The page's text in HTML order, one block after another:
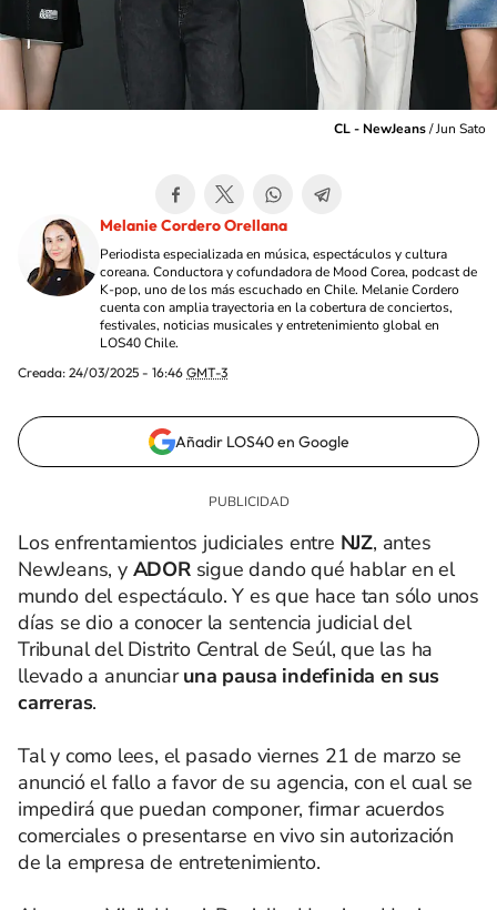
CL - NewJeans/Jun Sato
Melanie Cordero Orellana
Periodista especializada en música, espectáculos y cultura
coreana. Conductora y cofundadora de Mood Corea, podcast de
K-pop, uno de los más escuchado en Chile. Melanie Cordero
cuenta con amplia trayectoria en la cobertura de conciertos,
festivales, noticias musicales y entretenimiento global en
LOS40 Chile.
Creada: 24/03/2025 - 16:46 GMT-3
Añadir LOS40 en Google
Los enfrentamientos judiciales entre NJZ, antes
NewJeans, y ADORsigue dando qué hablar en el
mundo del espectáculo. Y es que hace tan sólo unos
días se dio a conocer la sentencia judicial del
Tribunal del Distrito Central de Seúl, que las ha
llevado a anunciaruna pausa indefinida en sus
carreras.
Tal y como lees, el pasado viernes 21 de marzo se
anunció el fallo a favor de su agencia, con el cual se
impedirá que puedan componer, firmar acuerdos
comerciales o presentarse en vivo sin autorización
de la empresa de entretenimiento.